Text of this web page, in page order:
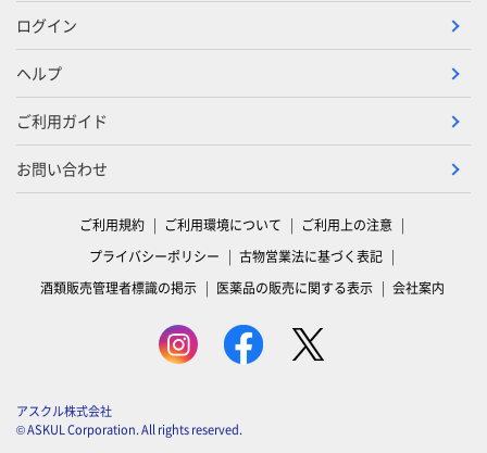
ログイン
ヘルプ
ご利用ガイド
お問い合わせ
ご利用規約 ご利用環境について
ご利用上の注意
プライバシーポリシー
古物営業法に基づく表記
酒類販売管理者標識の掲示
医薬品の販売に関する表示 会社案内
アスクル株式会社
© ASKUL Corporation. All rights reserved.